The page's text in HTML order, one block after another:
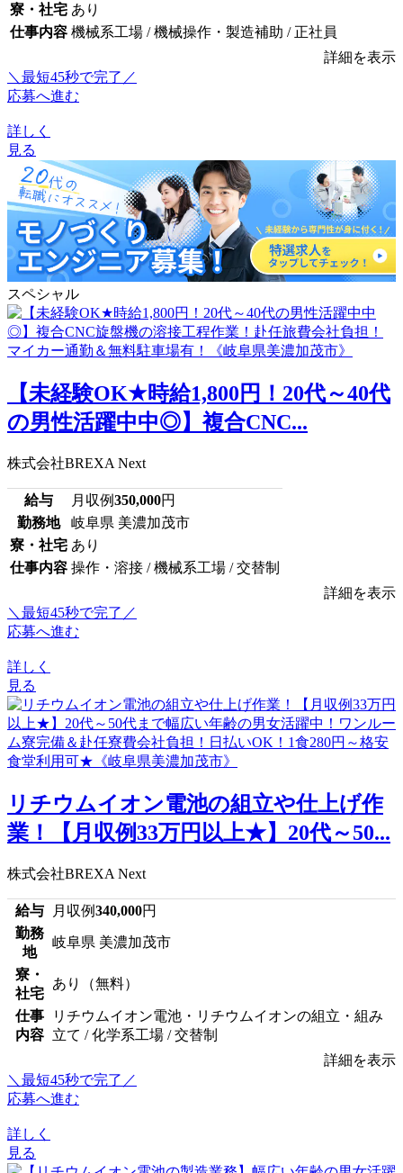
寮・社宅 あり
仕事内容 機械系工場 / 機械操作・製造補助 / 正社員
詳細を表示
＼最短45秒で完了／
応募へ進む
詳しく
見る
スペシャル
【未経験OK★時給1,800円！20代～40代
の男性活躍中中◎】複合CNC...
株式会社BREXA Next
給与 月収例350,000円
勤務地
岐阜県 美濃加茂市
寮・社宅 あり
仕事内容 操作・溶接 / 機械系工場 / 交替制
詳細を表示
＼最短45秒で完了／
応募へ進む
詳しく
見る
リチウムイオン電池の組立や仕上げ作
業！【月収例33万円以上★】20代～50...
株式会社BREXA Next
給与 月収例340,000円
勤務
地
岐阜県 美濃加茂市
寮・
社宅
あり（無料）
仕事
内容
リチウムイオン電池・リチウムイオンの組立・組み
立て / 化学系工場 / 交替制
詳細を表示
＼最短45秒で完了／
応募へ進む
詳しく
見る